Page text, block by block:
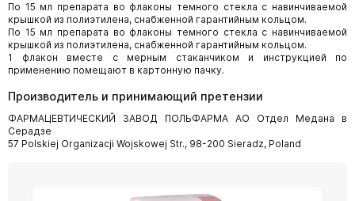
По 15 мл препарата во флаконы темного стекла с навинчиваемой
крышкой из полиэтилена, снабженной гарантийным кольцом.
По 15 мл препарата во флаконы темного стекла с навинчиваемой
крышкой из полиэтилена, снабженной гарантийным кольцом.
1 флакон вместе с мерным стаканчиком и инструкцией по
применению помещают в картонную пачку.
Производитель и принимающий претензии
ФАРМАЦЕВТИЧЕСКИЙ ЗАВОД ПОЛЬФАРМА АО Отдел Медана в
Серадзе
57 Polskiej Organizacji Wojskowej Str., 98-200 Sieradz, Poland